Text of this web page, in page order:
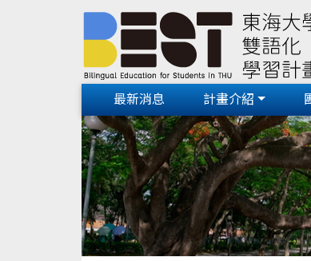
最新消息 計畫介紹